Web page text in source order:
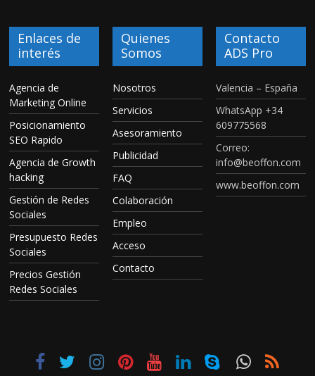
Enlaces de
interés
Agencia de
Marketing Online
Posicionamiento
SEO Rapido
Agencia de Growth
hacking
Gestión de Redes
Sociales
Presupuesto Redes
Sociales
Precios Gestión
Redes Sociales
Quienes
Somos
Nosotros
Servicios
Asesoramiento
Publicidad
FAQ
Colaboración
Empleo
Acceso
Contacto
Contacto
ADS Pro
Valencia – España
WhatsApp +34
609775568
Correo:
info@beoffon.com
www.beoffon.com